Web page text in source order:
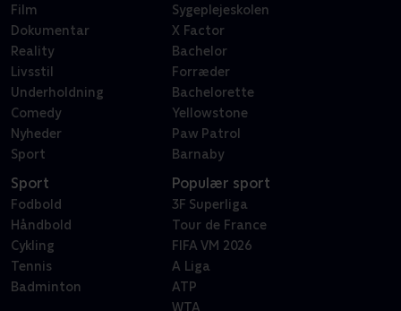
Film
Dokumentar
Reality
Livsstil
Underholdning
Comedy
Nyheder
Sport
Sygeplejeskolen
X Factor
Bachelor
Forræder
Bachelorette
Yellowstone
Paw Patrol
Barnaby
Sport
Fodbold
Håndbold
Cykling
Tennis
Badminton
Populær sport
3F Superliga
Tour de France
FIFA VM 2026
A Liga
ATP
WTA